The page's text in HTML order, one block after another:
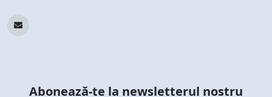
Abonează-te la newsletterul nostru